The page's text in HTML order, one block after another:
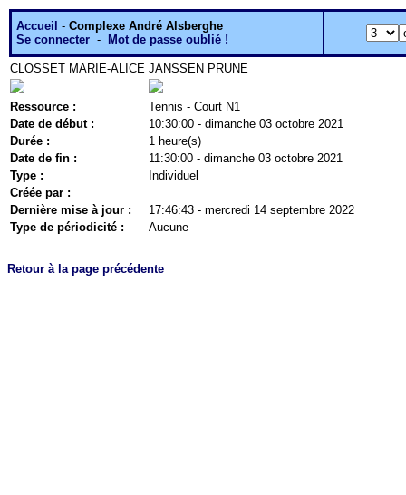
Accueil - Complexe André Alsberghe
Se connecter - Mot de passe oublié !
CLOSSET MARIE-ALICE JANSSEN PRUNE
Ressource :
Tennis - Court N1
Date de début :
10:30:00 - dimanche 03 octobre 2021
Durée :
1 heure(s)
Date de fin :
11:30:00 - dimanche 03 octobre 2021
Type :
Individuel
Créée par :
Dernière mise à jour :
17:46:43 - mercredi 14 septembre 2022
Type de périodicité :
Aucune
Retour à la page précédente